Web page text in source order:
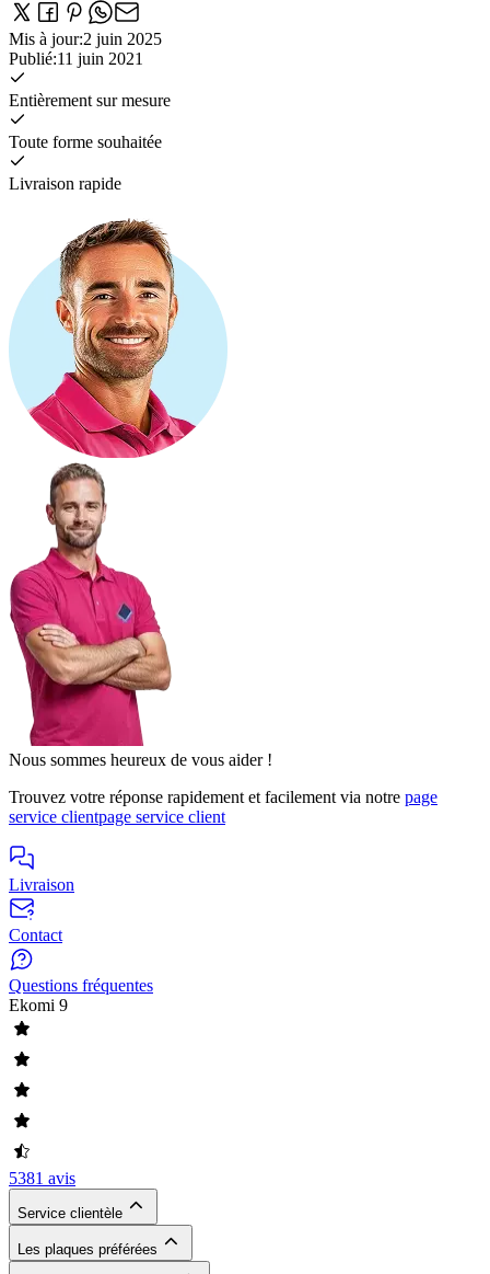
Mis à jour:2 juin 2025
Publié:11 juin 2021
Entièrement sur mesure
Toute forme souhaitée
Livraison rapide
Nous sommes heureux de vous aider !
Trouvez votre réponse rapidement et facilement via notre page
service clientpage service client
Livraison
Contact
Questions fréquentes
Ekomi 9
5381 avis
Service clientèle
Les plaques préférées